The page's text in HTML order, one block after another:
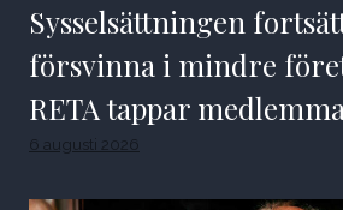
Sysselsättningen
försvinna i mindre
RETA tappar
6 augusti 2026